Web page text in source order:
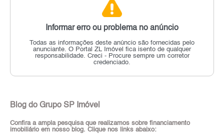
Informar erro ou problema no anúncio
Todas as informações deste anúncio são fornecidas pelo
anunciante. O Portal ZL Imóvel fica isento de qualquer
responsabilidade. Creci - Procure sempre um corretor
credenciado.
Blog do Grupo SP Imóvel
Confira a ampla pesquisa que realizamos sobre financiamento
imobiliário em nosso blog. Clique nos links abaixo: